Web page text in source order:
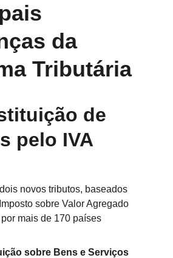
da
Tributária
de
pelo IVA
novos tributos, baseados
sobre Valor Agregado
mais de 170 países
sobre Bens e Serviços